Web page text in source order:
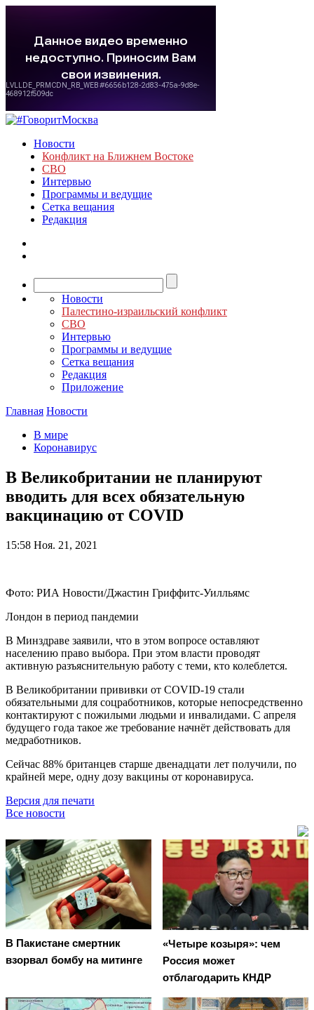
Новости
Конфликт на Ближнем Востоке
СВО
Интервью
Программы и ведущие
Сетка вещания
Редакция
Новости
Палестино-израильский конфликт
СВО
Интервью
Программы и ведущие
Сетка вещания
Редакция
Приложение
Главная Новости
В мире
Коронавирус
В Великобритании не планируют
вводить для всех обязательную
вакцинацию от COVID
15:58 Ноя. 21, 2021
Фото: РИА Новости/Джастин Гриффитс-Уилльямс
Лондон в период пандемии
В Минздраве заявили, что в этом вопросе оставляют
населению право выбора. При этом власти проводят
активную разъяснительную работу с теми, кто колеблется.
В Великобритании прививки от COVID-19 стали
обязательными для соцработников, которые непосредственно
контактируют с пожилыми людьми и инвалидами. С апреля
будущего года такое же требование начнёт действовать для
медработников.
Сейчас 88% британцев старше двенадцати лет получили, по
крайней мере, одну дозу вакцины от коронавируса.
Версия для печати
Все новости
В Пакистане смертник
взорвал бомбу на митинге
«Четыре козыря»: чем
Россия может
отблагодарить КНДР